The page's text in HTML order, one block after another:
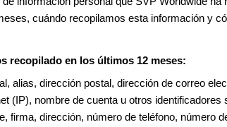
cuándo recopilamos esta información y
recopilado en los últimos 12 meses:
alias, dirección postal, dirección de correo
(IP), nombre de cuenta u otros identificadores
firma, dirección, número de teléfono, número